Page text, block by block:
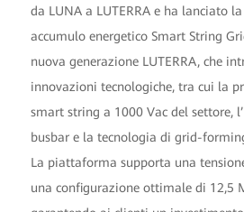
da LUNA a LUTERRA e ha lanciato
accumulo energetico Smart String
nuova generazione LUTERRA, che
innovazioni tecnologiche, tra cui la
smart string a 1000 Vac del settore,
busbar e la tecnologia di grid-
La piattaforma supporta una
una configurazione ottimale di 12,5